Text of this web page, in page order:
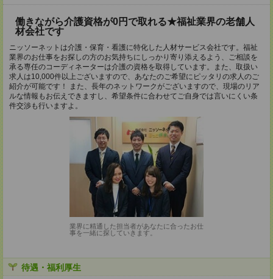
働きながら介護資格が0円で取れる★福祉業界の老舗人
材会社です
ニッソーネットは介護・保育・看護に特化した人材サービス会社です。福祉
業界のお仕事をお探しの方のお気持ちにしっかり寄り添えるよう、ご相談を
承る専任のコーディネーターは介護の資格を取得しています。また、取扱い
求人は10,000件以上ございますので、あなたのご希望にピッタリの求人のご
紹介が可能です！ また、長年のネットワークがございますので、現場のリア
ルな情報もお伝えできますし、希望条件に合わせてご自身では言いにくい条
件交渉も行いますよ。
業界に精通した担当者があなたに合ったお仕
事を一緒に探していきます。
待遇・福利厚生